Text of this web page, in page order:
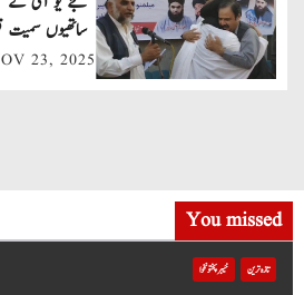
v
i
t
i
ساتھیوں سمیت
23, 2025
You missed
تازہ ترین خیبر پختونخوا